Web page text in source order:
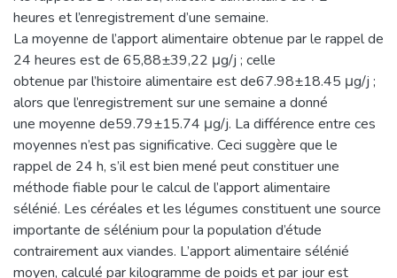
heures et l’enregistrement d’une semaine.
La moyenne de l’apport alimentaire obtenue par le rappel de
24 heures est de 65,88±39,22 μg/j ; celle
obtenue par l’histoire alimentaire est de67.98±18.45 μg/j ;
alors que l’enregistrement sur une semaine a donné
une moyenne de59.79±15.74 μg/j. La différence entre ces
moyennes n’est pas significative. Ceci suggère que le
rappel de 24 h, s’il est bien mené peut constituer une
méthode fiable pour le calcul de l’apport alimentaire
sélénié. Les céréales et les légumes constituent une source
importante de sélénium pour la population d’étude
contrairement aux viandes. L’apport alimentaire sélénié
moyen, calculé par kilogramme de poids et par jour est